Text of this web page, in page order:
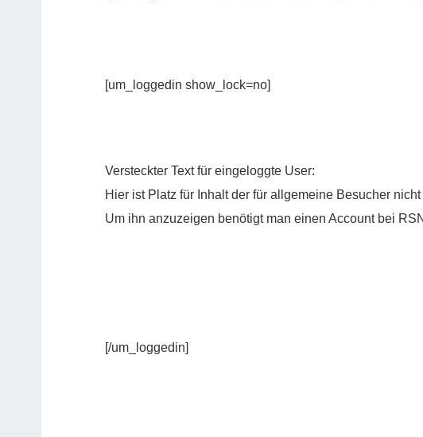
[um_loggedin show_lock=no]
Versteckter Text für eingeloggte User:
Hier ist Platz für Inhalt der für allgemeine Besucher
Um ihn anzuzeigen benötigt man einen Account bei
[/um_loggedin]